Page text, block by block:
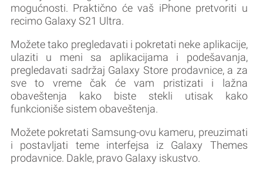
mogućnosti. Praktično će vaš iPhone pretvoriti u
recimo Galaxy S21 Ultra.
Možete tako pregledavati i pokretati neke aplikacije,
ulaziti u meni sa aplikacijama i podešavanja,
pregledavati sadržaj Galaxy Store prodavnice, a za
sve to vreme čak će vam pristizati i lažna
obaveštenja kako biste stekli utisak kako
funkcioniše sistem obaveštenja.
Možete pokretati Samsung-ovu kameru, preuzimati
i postavljati teme interfejsa iz Galaxy Themes
prodavnice. Dakle, pravo Galaxy iskustvo.